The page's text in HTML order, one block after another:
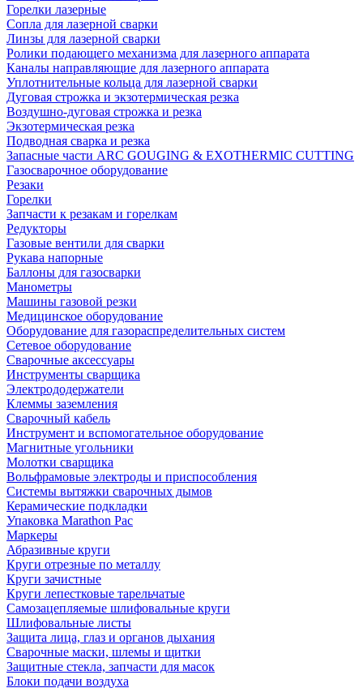
Горелки лазерные
Сопла для лазерной сварки
Линзы для лазерной сварки
Ролики подающего механизма для лазерного аппарата
Каналы направляющие для лазерного аппарата
Уплотнительные кольца для лазерной сварки
Дуговая строжка и экзотермическая резка
Воздушно-дуговая строжка и резка
Экзотермическая резка
Подводная сварка и резка
Запасные части ARC GOUGING & EXOTHERMIC CUTTING
Газосварочное оборудование
Резаки
Горелки
Запчасти к резакам и горелкам
Редукторы
Газовые вентили для сварки
Рукава напорные
Баллоны для газосварки
Манометры
Машины газовой резки
Медицинское оборудование
Оборудование для газораспределительных систем
Сетевое оборудование
Сварочные аксессуары
Инструменты сварщика
Электрододержатели
Клеммы заземления
Сварочный кабель
Инструмент и вспомогательное оборудование
Магнитные угольники
Молотки сварщика
Вольфрамовые электроды и приспособления
Системы вытяжки сварочных дымов
Керамические подкладки
Упаковка Marathon Pac
Маркеры
Абразивные круги
Круги отрезные по металлу
Круги зачистные
Круги лепестковые тарельчатые
Самозацепляемые шлифовальные круги
Шлифовальные листы
Защита лица, глаз и органов дыхания
Сварочные маски, шлемы и щитки
Защитные стекла, запчасти для масок
Блоки подачи воздуха